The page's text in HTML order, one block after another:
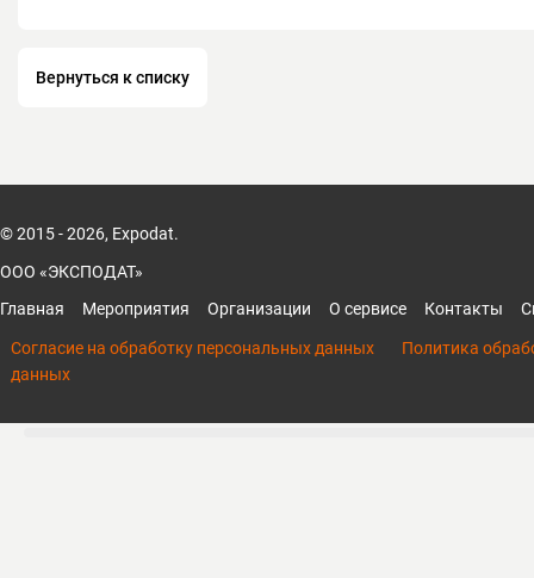
Вернуться к списку
© 2015 - 2026, Expodat.
ООО «ЭКСПОДАТ»
Главная
Мероприятия Организации О сервисе Контакты
Согласие на обработку персональных данных
Политика
данных